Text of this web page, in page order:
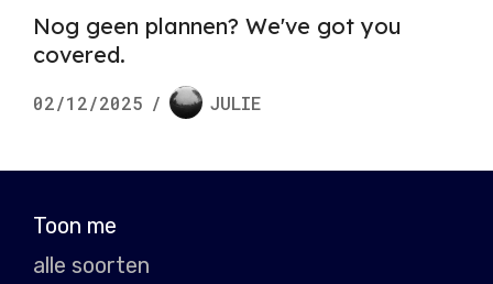
Nog geen plannen? We've got you
covered.
02/12/2025 / JULIE
Toon me